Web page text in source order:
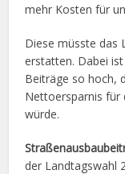
mehr Kosten für
Diese müsste das
erstatten. Dabei
Beiträge so hoch,
Nettoersparnis für
würde.
der Landtagswahl